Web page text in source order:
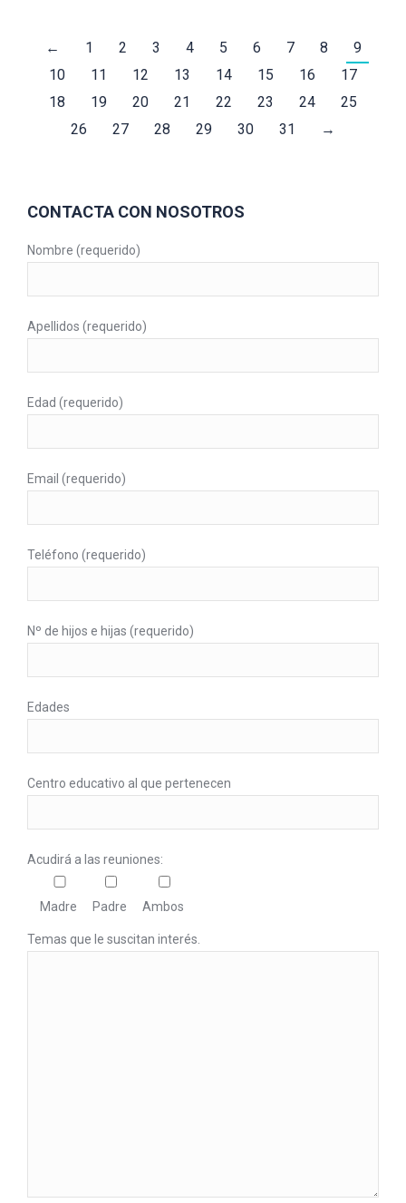
← 1 2 3 4 5 6 7 8
9
10
11 12 13 14 15 16
17
18
19 20 21 22 23 24
25
26
27 28 29 30 31 →
CONTACTA CON NOSOTROS
Nombre (requerido)
Apellidos (requerido)
Edad (requerido)
Email (requerido)
Teléfono (requerido)
Nº de hijos e hijas (requerido)
Edades
Centro educativo al que pertenecen
Acudirá a las reuniones:
Madre Padre Ambos
Temas que le suscitan interés.